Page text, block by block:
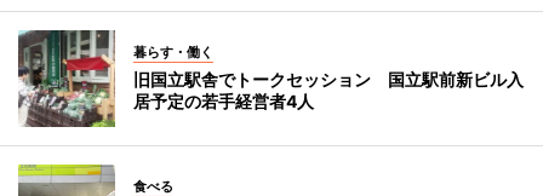
暮らす・働く
旧国立駅舎でトークセッション 国立駅前新ビル入
居予定の若手経営者4人
食べる